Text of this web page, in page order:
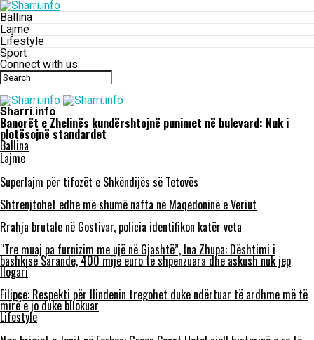
Ballina
Lajme
Lifestyle
Sport
Connect with us
Sharri.info
Banorët e Zhelinës kundërshtojnë punimet në bulevard: Nuk i
plotësojnë standardet
Ballina
Lajme
Superlajm për tifozët e Shkëndijës së Tetovës
Shtrenjtohet edhe më shumë nafta në Maqedoninë e Veriut
Rrahja brutale në Gostivar, policia identifikon katër veta
“Tre muaj pa furnizim me ujë në Gjashtë”, Ina Zhupa: Dështimi i
bashkisë Sarandë, 400 mijë euro të shpenzuara dhe askush nuk jep
llogari
Filipçe: Respekti për Ilindenin tregohet duke ndërtuar të ardhme më të
mirë e jo duke bllokuar
Lifestyle